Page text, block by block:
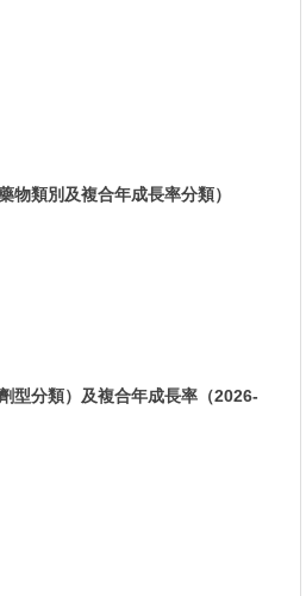
物類別及複合年成長率分類）
型分類）及複合年成長率（2026-